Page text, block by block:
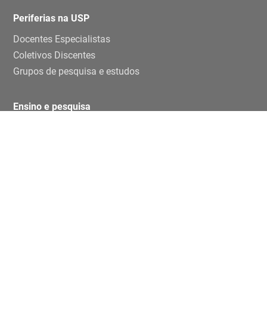
Periferias na USP
Docentes Especialistas
Coletivos Discentes
Grupos de pesquisa e estudos
Ensino e pesquisa